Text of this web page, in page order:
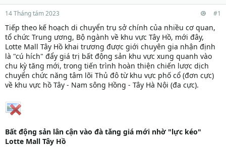
14 Tháng tám 2023 #1
Tiếp theo kế hoạch di chuyển trụ sở chính của nhiều cơ quan,
tổ chức Trung ương, Bộ ngành về khu vực Tây Hồ, mới đây,
Lotte Mall Tây Hồ khai trương được giới chuyên gia nhận định
là "cú hích" đẩy giá trị bất động sản khu vực xung quanh vào
chu kỳ tăng mới, trong tiến trình hoàn thiện chiến lược dịch
chuyển chức năng tâm lõi Thủ đô từ khu vực phố cổ (đơn cực)
về khu vực hồ Tây - Nam sông Hồng - Tây Hà Nội (đa cực).
Bất động sản lân cận vào đà tăng giá mới nhờ "lực kéo"
Lotte Mall Tây Hồ